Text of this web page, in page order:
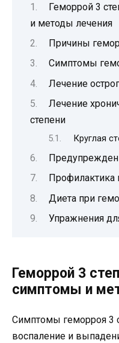
Геморрой 3
и методы лечения
Причины
Симптомы
Лечение
Лечение
степени
Круглая
Профилактика
Диета при
Упражнения
Геморрой 3
симптомы и
Симптомы геморроя 3
воспаление и